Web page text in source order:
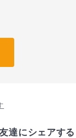
達にシェアする